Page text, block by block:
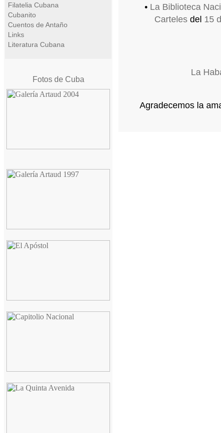
Filatelia Cubana
Cubanito
Cuentos de Antaño
Links
Literatura Cubana
Fotos de Cuba
• La Biblioteca
Cartelesdel 15
La
Agradecemos la